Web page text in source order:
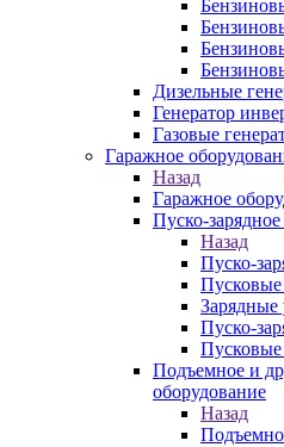
Дизельные
Генератор
Газовые
Гаражное
Назад
Гаражное
Пуско-
Назад
Пуско-
Пусковые
Зарядные
Пуско-
Пусковые
Подъемное и
оборудование
Назад